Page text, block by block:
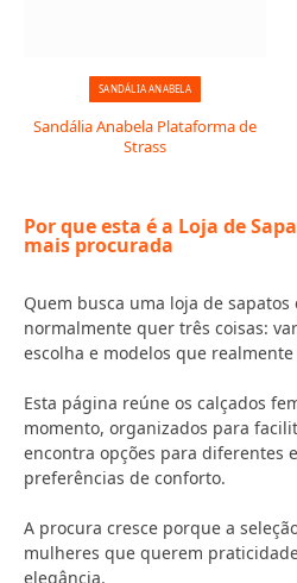
SANDÁLIA ANABELA
Sandália Anabela Plataforma de
Strass
Por que esta é a Loja de
mais procurada
Quem busca uma loja de sapatos
normalmente quer três coisas:
escolha e modelos que
Esta página reúne os calçados
momento, organizados para
encontra opções para diferentes
preferências de conforto.
A procura cresce porque a
mulheres que querem
elegância.